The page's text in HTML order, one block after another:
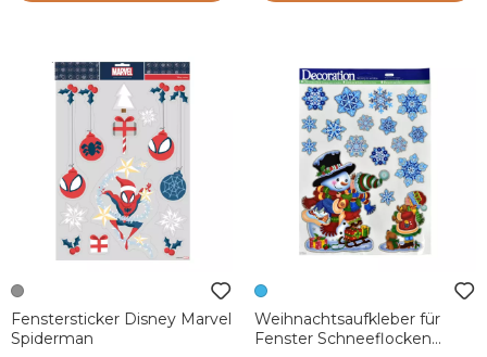
Fenstersticker Disney Marvel
Spiderman
Weihnachtsaufkleber für
Fenster Schneeflocken